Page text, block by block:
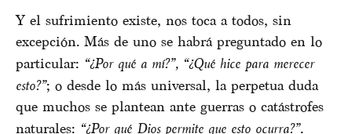
Y el sufrimiento existe, nos toca a todos, sin
excepción. Más de uno se habrá preguntado en lo
particular: “¿Por qué a mí?”, “¿Qué hice para merecer
esto?”; o desde lo más universal, la perpetua duda
que muchos se plantean ante guerras o catástrofes
naturales: “¿Por qué Dios permite que esto ocurra?”.